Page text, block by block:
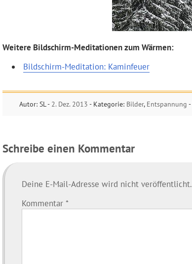
Weitere Bildschirm-Meditationen zum Wärmen:
Bildschirm-Meditation: Kaminfeuer
Autor: SL - 2. Dez. 2013 - Kategorie: Bilder, Entspannung -
Schreibe einen Kommentar
Deine E-Mail-Adresse wird nicht veröffentlicht.
Kommentar *